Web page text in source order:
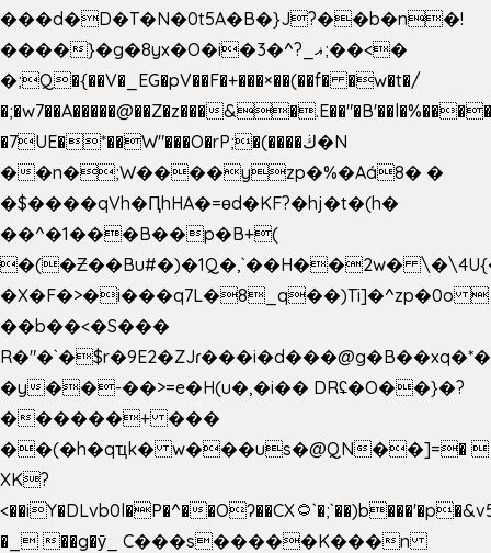
���d�D�T�N�0t5A�B�}J?��b�n�!
����}�g�8yx�O�i�3�^?_ޣ;��<�
�;Q�{��V�_EG�pV��F�+���×��(��f� �w�t�/
�;�w7��A�����@��Z�z���
�7UE�*��W"���O�rP;�(����ڬ�N
��n�;W����yzp�%�Aá8� �
�$����qVh�ԤhHA�=ɵd�KF?�hj�t�(h�
��^�1���B��p�B+(
�(�Ƶ��Bu#�)�1Q�,`��H��2w�
�X�F�>�i���q7L�8_q��)Ti]�^zp�0o 
��b��<�S���
�y��-��>=e�H(u�,�i�� DRʢ�O��}�?
������+ ���
��(�h�qҵk� w���us�@QN��]=� 
XK?
<��iY�DLvb0l�P�^��Oʔ��CX۝`�;`��)b���'�p�&v5(�
�_ ��g�ӯ_ C���s�����K���n